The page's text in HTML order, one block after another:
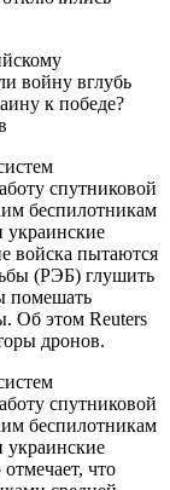
войну вглубь
к победе?
спутниковой
беспилотникам
украинские
войска пытаются
(РЭБ) глушить
помешать
Об этом Reuters
дронов.
спутниковой
беспилотникам
украинские
что